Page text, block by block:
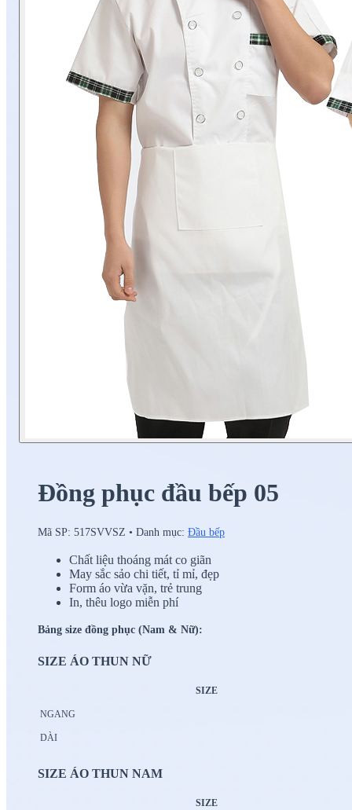
Đồng phục đầu bếp 05
Mã SP: 517SVVSZ • Danh mục: Đầu bếp
Chất liệu thoáng mát co giãn
May sắc sảo chi tiết, tỉ mỉ, đẹp
Form áo vừa vặn, trẻ trung
In, thêu logo miễn phí
Bảng size đồng phục (Nam & Nữ):
SIZE ÁO THUN NỮ
SIZE
NGANG
DÀI
SIZE ÁO THUN NAM
SIZE